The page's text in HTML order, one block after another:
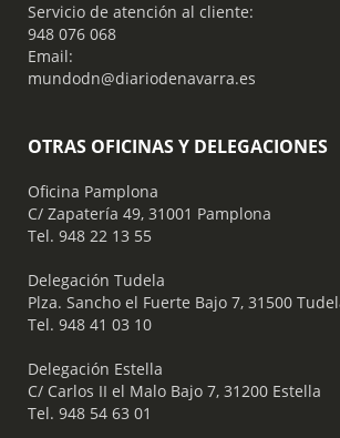
Servicio de atención al cliente:
948 076 068
Email:
mundodn@diariodenavarra.es
OTRAS OFICINAS Y DELEGACIONES
Oficina Pamplona
C/ Zapatería 49, 31001 Pamplona
Tel. 948 22 13 55
​ Delegación Tudela
Plza. Sancho el Fuerte Bajo 7, 31500
Tel. 948 41 03 10
​ Delegación Estella
C/ Carlos II el Malo Bajo 7, 31200 Estella
Tel. 948 54 63 01